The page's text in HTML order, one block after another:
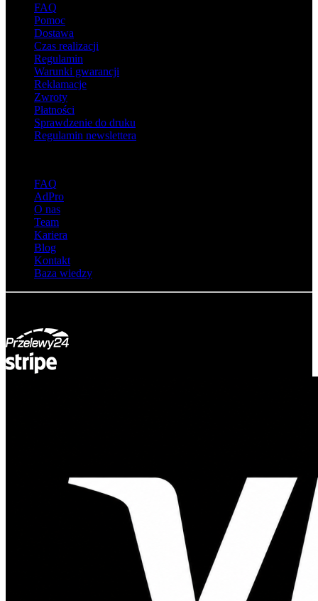
FAQ
Pomoc
Dostawa
Czas realizacji
Regulamin
Warunki gwarancji
Reklamacje
Zwroty
Płatności
Sprawdzenie do druku
Regulamin newslettera
FAQ
AdPro
O nas
Team
Kariera
Blog
Kontakt
Baza wiedzy